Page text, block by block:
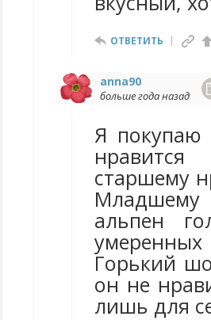
ОТВЕТИТЬ
anna90
больше года назад
Я покупаю
старшему
альпен
Горький
он не
лишь для